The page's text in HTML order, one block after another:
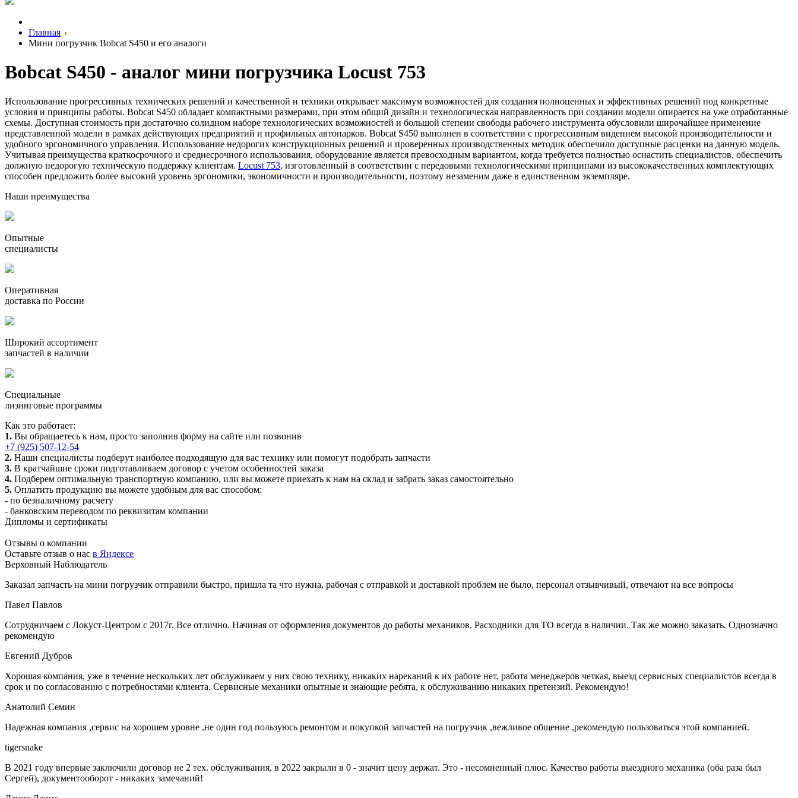
Главная
Мини погрузчик Bobcat S450 и его аналоги
Bobcat S450 - аналог мини погрузчика Locust 753
Использование прогрессивных технических решений и качественной и техники открывает максимум возможностей для создания полноценных и эффективных решений под конкретные
условия и принципы работы. Bobcat S450 обладает компактными размерами, при этом общий дизайн и технологическая направленность при создании модели опирается на уже отработанные
схемы. Доступная стоимость при достаточно солидном наборе технологических возможностей и большой степени свободы рабочего инструмента обусловили широчайшее применение
представленной модели в рамках действующих предприятий и профильных автопарков. Bobcat S450 выполнен в соответствии с прогрессивным видением высокой производительности и
удобного эргономичного управления. Использование недорогих конструкционных решений и проверенных производственных методик обеспечило доступные расценки на данную модель.
Учитывая преимущества краткосрочного и среднесрочного использования, оборудование является превосходным вариантом, когда требуется полностью оснастить специалистов, обеспечить
должную недорогую техническую поддержку клиентам. Locust 753, изготовленный в соответствии с передовыми технологическими принципами из высококачественных комплектующих
способен предложить более высокий уровень эргономики, экономичности и производительности, поэтому незаменим даже в единственном экземпляре.
Наши преимущества
Опытные
специалисты
Оперативная
доставка по России
Широкий ассортимент
запчастей в наличии
Специальные
лизинговые программы
Как это работает:
1. Вы обращаетесь к нам, просто заполнив форму на сайте или позвонив
+7 (925) 507-12-54
2. Наши специалисты подберут наиболее подходящую для вас технику или помогут подобрать запчасти
3. В кратчайшие сроки подготавливаем договор с учетом особенностей заказа
4. Подберем оптимальную транспортную компанию, или вы можете приехать к нам на склад и забрать заказ самостоятельно
5. Оплатить продукцию вы можете удобным для вас способом:
- по безналичному расчету
- банковским переводом по реквизитам компании
Дипломы и сертификаты
Отзывы о компании
Оставьте отзыв о нас в Яндексе
Верховный Наблюдатель
Заказал запчасть на мини погрузчик отправили быстро, пришла та что нужна, рабочая с отправкой и доставкой проблем не было, персонал отзывчивый, отвечают на все вопросы
Павел Павлов
Сотрудничаем с Локуст-Центром с 2017г. Все отлично. Начиная от оформления документов до работы механиков. Расходники для ТО всегда в наличии. Так же можно заказать. Однозначно
рекомендую
Евгений Дубров
Хорошая компания, уже в течение нескольких лет обслуживаем у них свою технику, никаких нареканий к их работе нет, работа менеджеров четкая, выезд сервисных специалистов всегда в
срок и по согласованию с потребностями клиента. Сервисные механики опытные и знающие ребята, к обслуживанию никаких претензий. Рекомендую!
Анатолий Cемин
Надежная компания ,сервис на хорошем уровне ,не один год пользуюсь ремонтом и покупкой запчастей на погрузчик ,вежливое общение ,рекомендую пользоваться этой компанией.
tigersnake
В 2021 году впервые заключили договор не 2 тех. обслуживания, в 2022 закрыли в 0 - значит цену держат. Это - несомненный плюс. Качество работы выездного механика (оба раза был
Сергей), документооборот - никаких замечаний!